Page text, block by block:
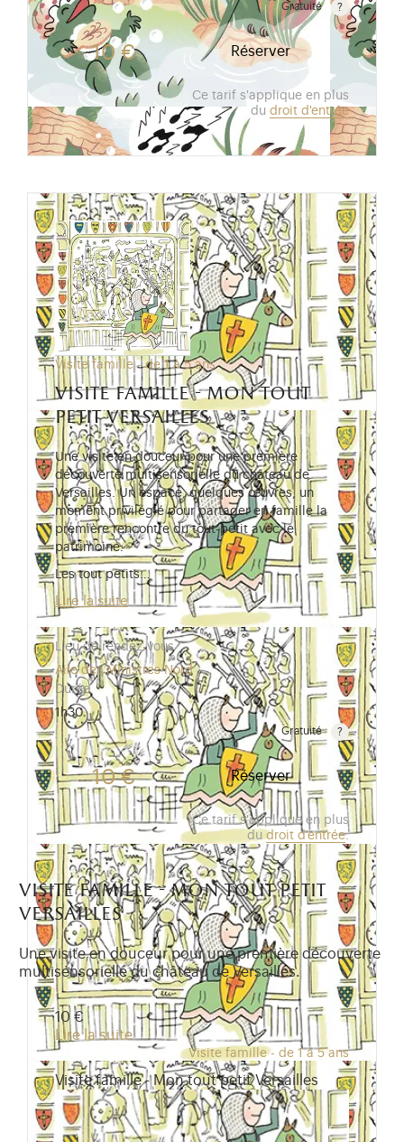
Gratuité
Gratuit pour les enfants de moins de 10 ans. Tarif
10 € Réserver
Ce tarif s'applique en plus
du droit d'entrée
Visite famille - de 1 à 5 ans
visite famille - mon tout
petit versailles
Une visite en douceur pour une première
découverte multisensorielle du château de
Versailles. Un espace, quelques œuvres, un
moment privilégié pour partager en famille la
première rencontre du tout-petit avec le
patrimoine.
Les tout petits…
Lire la suite
Lieu de rendez-vous
Aile des Ministres Nord
Durée
1h30
Gratuité
Gratuit pour les enfants de moins de 10 ans.Tarif
10 € Réserver
Ce tarif s'applique en plus
du droit d'entrée.
visite famille - mon tout petit
versailles
Une visite en douceur pour une première découverte
multisensorielle du château de Versailles.
10 €
Lire la suite
Visite famille - de 1 à 5 ans
Visite famille - Mon tout petit Versailles